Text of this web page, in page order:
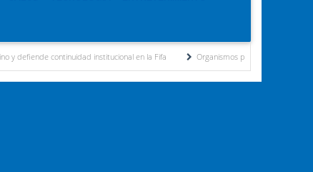
institucional en la Fifa Organismos públicos recortan horarios por